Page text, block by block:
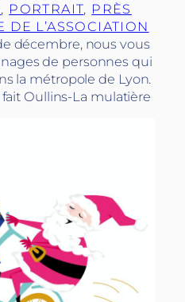
, PORTRAIT, PRÈS
DE L’ASSOCIATION
décembre, nous vous
de personnes qui
la métropole de Lyon.
Oullins-La mulatière